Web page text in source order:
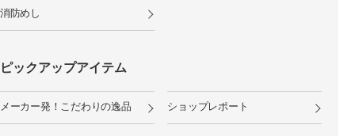
消防めし
ピックアップアイテム
メーカー発！こだわりの逸品 ショップレポート